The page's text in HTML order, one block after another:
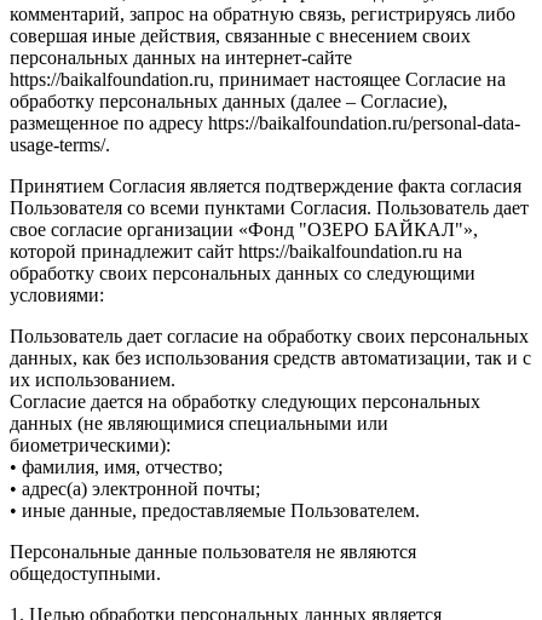
комментарий, запрос на обратную связь, регистрируясь либо
совершая иные действия, связанные с внесением своих
персональных данных на интернет-сайте
https://baikalfoundation.ru, принимает настоящее Согласие на
обработку персональных данных (далее – Согласие),
размещенное по адресу https://baikalfoundation.ru/personal-data-
usage-terms/.
Принятием Согласия является подтверждение факта согласия
Пользователя со всеми пунктами Согласия. Пользователь дает
свое согласие организации «Фонд "ОЗЕРО БАЙКАЛ"»,
которой принадлежит сайт https://baikalfoundation.ru на
обработку своих персональных данных со следующими
условиями:
Пользователь дает согласие на обработку своих персональных
данных, как без использования средств автоматизации, так и с
их использованием.
Согласие дается на обработку следующих персональных
данных (не являющимися специальными или
биометрическими):
• фамилия, имя, отчество;
• адрес(а) электронной почты;
• иные данные, предоставляемые Пользователем.
Персональные данные пользователя не являются
общедоступными.
1. Целью обработки персональных данных является